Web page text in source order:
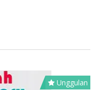
Unggulan